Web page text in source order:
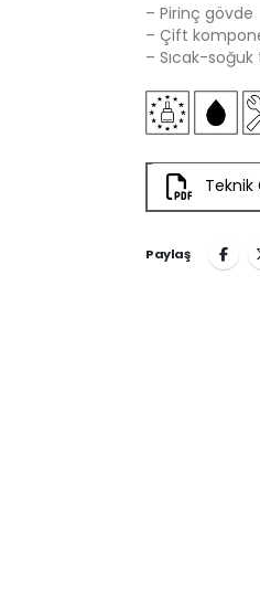
– Pirinç gövde
– Çift
– Sıcak-
Teknik
Paylaş